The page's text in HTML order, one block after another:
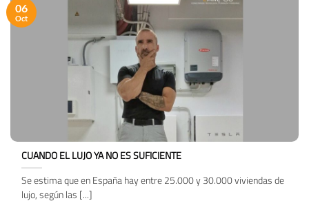
CUANDO EL LUJO YA NO ES SUFICIENTE
Se estima que en España hay entre 25.000 y 30.000 viviendas de
lujo, según las [...]
06
Oct